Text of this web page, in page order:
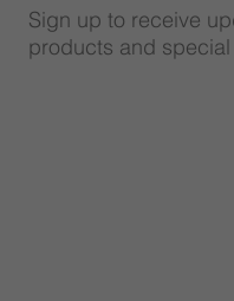
Sign up to receive
products and special